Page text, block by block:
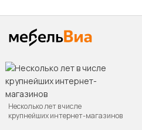
Несколько лет в числе
крупнейших интернет-магазинов